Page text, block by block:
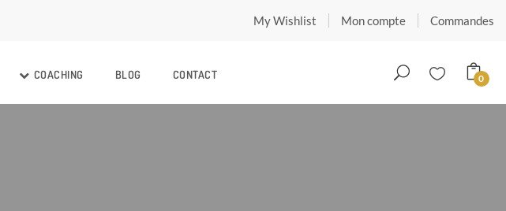
My Wishlist Mon compte Commandes
COACHING BLOG CONTACT 0